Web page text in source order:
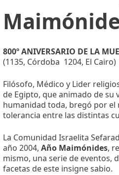
800º ANIVERSARIO DE LA
(1135, Córdoba  1204, El Cairo)
Filósofo, Médico y Lider
de Egipto, que animado de su
humanidad toda, bregó por el
tolerancia entre las distintas
La Comunidad Israelita
año 2004, Año Maimónides,
mismo, una serie de eventos,
facetas de este insigne sabio.